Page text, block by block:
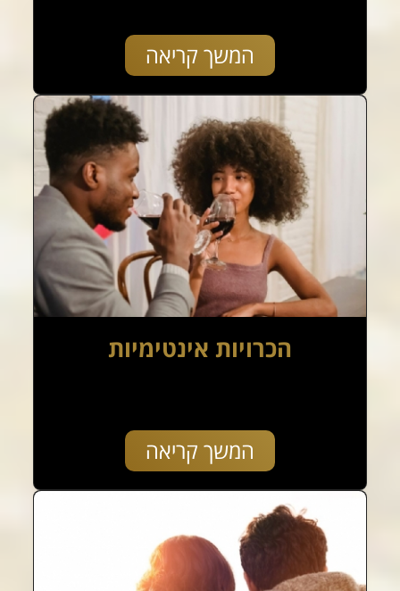
המשך קריאה
הכרויות אינטימיות
המשך קריאה